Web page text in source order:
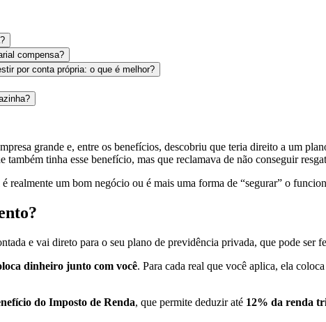
compensa?
por conta própria: o que é melhor?
grande e, entre os benefícios, descobriu que teria direito a um
também tinha esse benefício, mas que reclamava de não conseguir
realmente um bom negócio ou é mais uma forma de “segurar” o
e vai direto para o seu plano de previdência privada, que pode
dinheiro junto com você. Para cada real que você aplica, ela
do Imposto de Renda, que permite deduzir até 12% da renda